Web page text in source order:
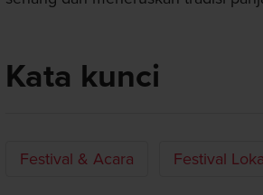
Kata kunci
Festival & Acara Festival